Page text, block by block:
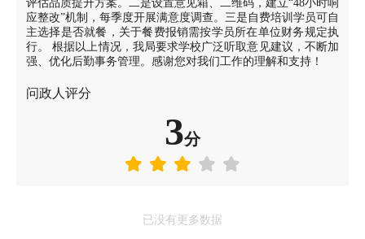
评估品质提升方案。二是设置意见箱、二维码，建立“48小时响
应整改”机制，每季度开展满意度调查。三是自费培训学员可自
主选择是否就餐，关于餐费报销需按学员所在单位财务规定执
行。 根据以上情况，我局要求学校广泛听取意见建议，不断加
强、优化后勤事务管理。感谢您对我们工作的理解和支持！
问政人评分
3分
已没有更多数据